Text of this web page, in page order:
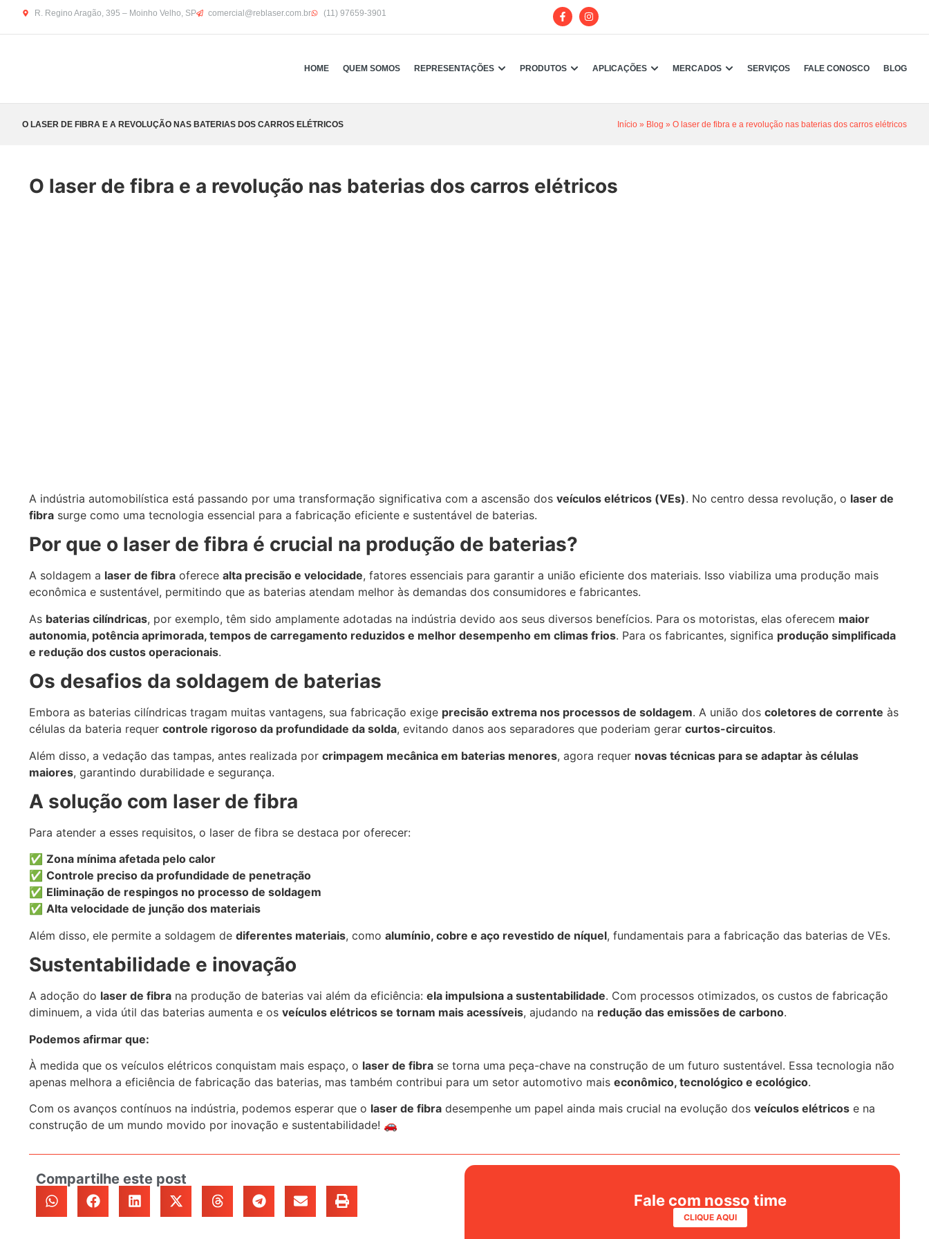
R. Regino Aragão, 395 – Moinho Velho, SP comercial@reblaser.com.br (11) 97659-3901
HOME QUEM SOMOS REPRESENTAÇÕES PRODUTOS APLICAÇÕES MERCADOS SERVIÇOS FALE CONOSCO BLOG
O LASER DE FIBRA E A REVOLUÇÃO NAS BATERIAS DOS CARROS ELÉTRICOS Início » Blog » O laser de fibra e a revolução nas baterias dos carros elétricos
O laser de fibra e a revolução nas baterias dos carros elétricos
A indústria automobilística está passando por uma transformação significativa com a ascensão dos veículos elétricos (VEs). No centro dessa revolução, o laser de
fibra surge como uma tecnologia essencial para a fabricação eficiente e sustentável de baterias.
Por que o laser de fibra é crucial na produção de baterias?
A soldagem a laser de fibra oferece alta precisão e velocidade, fatores essenciais para garantir a união eficiente dos materiais. Isso viabiliza uma produção mais
econômica e sustentável, permitindo que as baterias atendam melhor às demandas dos consumidores e fabricantes.
As baterias cilíndricas, por exemplo, têm sido amplamente adotadas na indústria devido aos seus diversos benefícios. Para os motoristas, elas oferecem maior
autonomia, potência aprimorada, tempos de carregamento reduzidos e melhor desempenho em climas frios. Para os fabricantes, significa produção simplificada
e redução dos custos operacionais.
Os desafios da soldagem de baterias
Embora as baterias cilíndricas tragam muitas vantagens, sua fabricação exige precisão extrema nos processos de soldagem. A união dos coletores de corrente às
células da bateria requer controle rigoroso da profundidade da solda, evitando danos aos separadores que poderiam gerar curtos-circuitos.
Além disso, a vedação das tampas, antes realizada por crimpagem mecânica em baterias menores, agora requer novas técnicas para se adaptar às células
maiores, garantindo durabilidade e segurança.
A solução com laser de fibra
Para atender a esses requisitos, o laser de fibra se destaca por oferecer:
✅ Zona mínima afetada pelo calor
✅ Controle preciso da profundidade de penetração
✅ Eliminação de respingos no processo de soldagem
✅ Alta velocidade de junção dos materiais
Além disso, ele permite a soldagem de diferentes materiais, como alumínio, cobre e aço revestido de níquel, fundamentais para a fabricação das baterias de VEs.
Sustentabilidade e inovação
A adoção do laser de fibra na produção de baterias vai além da eficiência: ela impulsiona a sustentabilidade. Com processos otimizados, os custos de fabricação
diminuem, a vida útil das baterias aumenta e os veículos elétricos se tornam mais acessíveis, ajudando na redução das emissões de carbono.
Podemos afirmar que:
À medida que os veículos elétricos conquistam mais espaço, o laser de fibra se torna uma peça-chave na construção de um futuro sustentável. Essa tecnologia não
apenas melhora a eficiência de fabricação das baterias, mas também contribui para um setor automotivo mais econômico, tecnológico e ecológico.
Com os avanços contínuos na indústria, podemos esperar que o laser de fibra desempenhe um papel ainda mais crucial na evolução dos veículos elétricos e na
construção de um mundo movido por inovação e sustentabilidade! 🚗
Compartilhe este post
Fale com nosso time
CLIQUE AQUI